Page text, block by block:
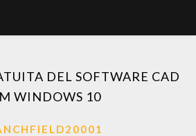
DEL SOFTWARE CAD
WINDOWS 10